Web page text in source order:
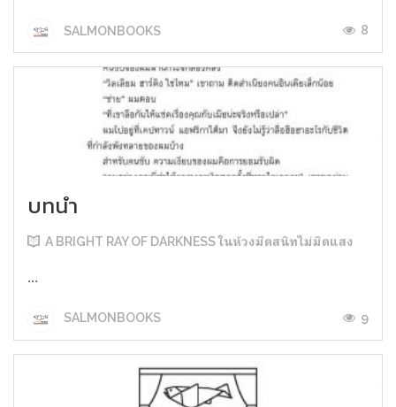
SALMONBOOKS 8
บทนำ
A BRIGHT RAY OF DARKNESS ในห้วงมืดสนิทไม่มิดแสง
...
SALMONBOOKS 9